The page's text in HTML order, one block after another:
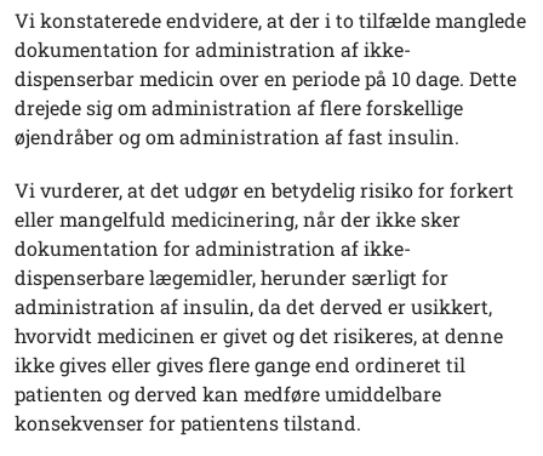
Vi konstaterede endvidere, at der i to tilfælde manglede
dokumentation for administration af ikke-
dispenserbar medicin over en periode på 10 dage. Dette
drejede sig om administration af flere forskellige
øjendråber og om administration af fast insulin.
Vi vurderer, at det udgør en betydelig risiko for forkert
eller mangelfuld medicinering, når der ikke sker
dokumentation for administration af ikke-
dispenserbare lægemidler, herunder særligt for
administration af insulin, da det derved er usikkert,
hvorvidt medicinen er givet og det risikeres, at denne
ikke gives eller gives flere gange end ordineret til
patienten og derved kan medføre umiddelbare
konsekvenser for patientens tilstand.